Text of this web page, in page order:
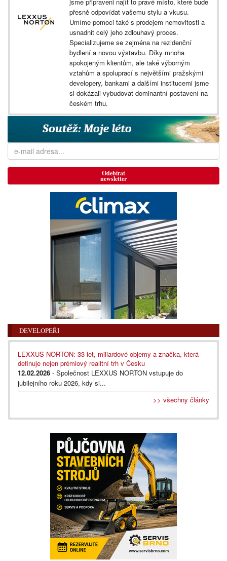
přesně odpovídat vašemu stylu a vkusu.
Umíme pomoci také s prodejem nemovitosti a
usnadnit celý jeho zdlouhavý proces.
Specializujeme se zejména na rezidenční
bydlení a novou výstavbu. Díky mnoha
spokojeným klientům, ale také výborným
vztahům a spoluprací s největšími pražskými
developery, bankami a dalšími institucemi jsme
si dokázali vybudovat dominantní postavení na
českém trhu.
Odebírat
newsletter
DEVELOPEŘI
LEXXUS NORTON: 33 let, miliardové objemy a značka, která
definuje nejen prémiový realitní trh v Česku
12.02.2026 - Společnost LEXXUS NORTON vstupuje do
jubilejního roku 2026, kdy si...
>> všechny články